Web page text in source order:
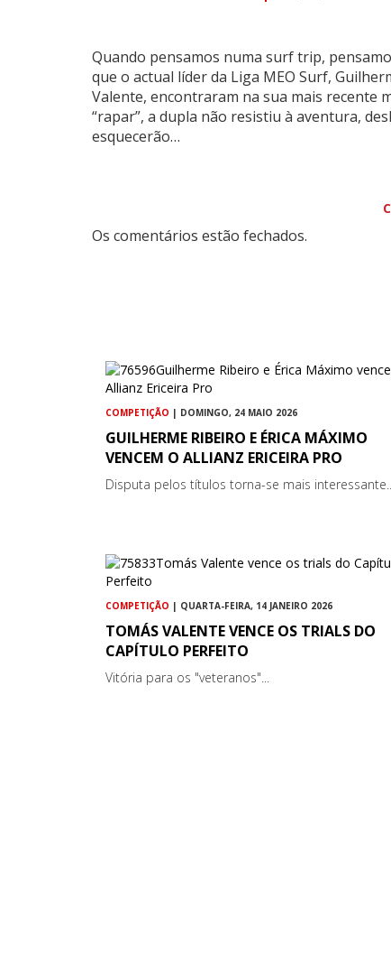
Quando pensamos numa surf trip,
que o actual líder da Liga MEO Surf,
Valente, encontraram na sua mais recente
“rapar”, a dupla não resistiu à aventura,
esquecerão…
Os comentários estão fechados.
COMPETIÇÃO | DOMINGO, 24 MAIO 2026
GUILHERME RIBEIRO E ÉRICA MÁXIMO
VENCEM O ALLIANZ ERICEIRA PRO
Disputa pelos títulos torna-se mais
COMPETIÇÃO | QUARTA-FEIRA, 14 JANEIRO 2026
TOMÁS VALENTE VENCE OS TRIALS DO
CAPÍTULO PERFEITO
Vitória para os "veteranos"...